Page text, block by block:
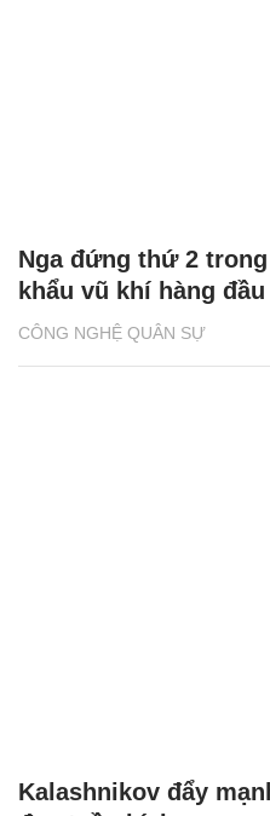
CÔNG NGHỆ QUÂN SỰ
Nga đứng thứ 2
khẩu vũ khí hàng
Kalashnikov đẩy